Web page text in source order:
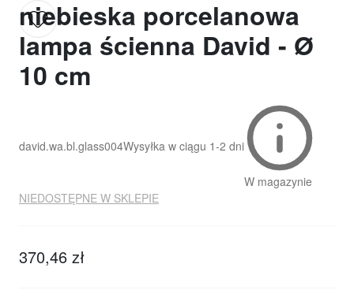
niebieska porcelanowa
lampa ścienna David - Ø
10 cm
david.wa.bl.glass004Wysyłka w ciągu 1-2 dni
W magazynie
NIEDOSTĘPNE W SKLEPIE
370,46 zł